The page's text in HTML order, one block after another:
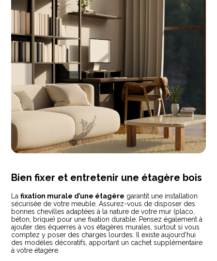
Bien fixer et entretenir une étagère bois
La fixation murale d’une étagère garantit une installation
sécurisée de votre meuble. Assurez-vous de disposer des
bonnes chevilles adaptées à la nature de votre mur (placo,
béton, brique) pour une fixation durable. Pensez également à
ajouter des équerres à vos étagères murales, surtout si vous
comptez y poser des charges lourdes. Il existe aujourd’hui
des modèles décoratifs, apportant un cachet supplémentaire
à votre étagère.